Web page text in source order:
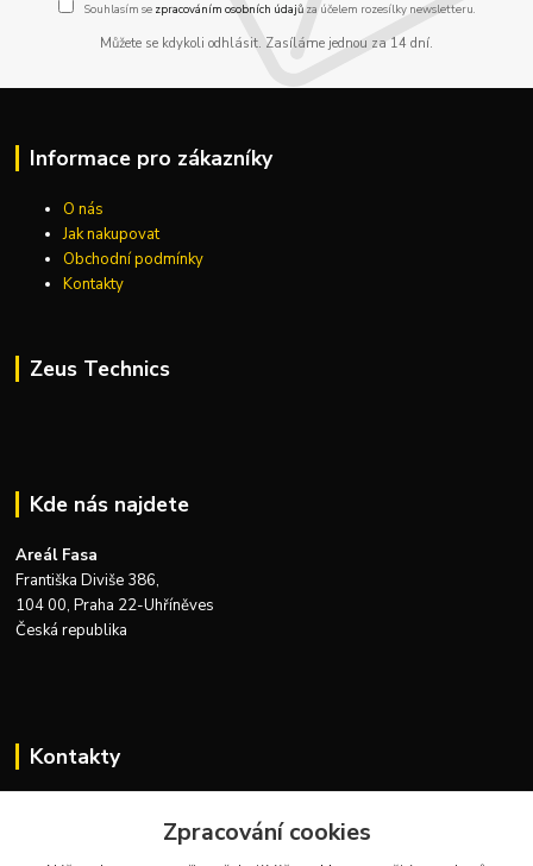
Souhlasím se zpracováním osobních údajůza účelem rozesílky newsletteru.
Můžete se kdykoli odhlásit. Zasíláme jednou za 14 dní.
Informace pro zákazníky
O nás
Jak nakupovat
Obchodní podmínky
Kontakty
Zeus Technics
Kde nás najdete
Areál Fasa
Františka Diviše 386,
104 00, Praha 22-Uhříněves
Česká republika
Kontakty
+420 732 915 376Zpracování cookies